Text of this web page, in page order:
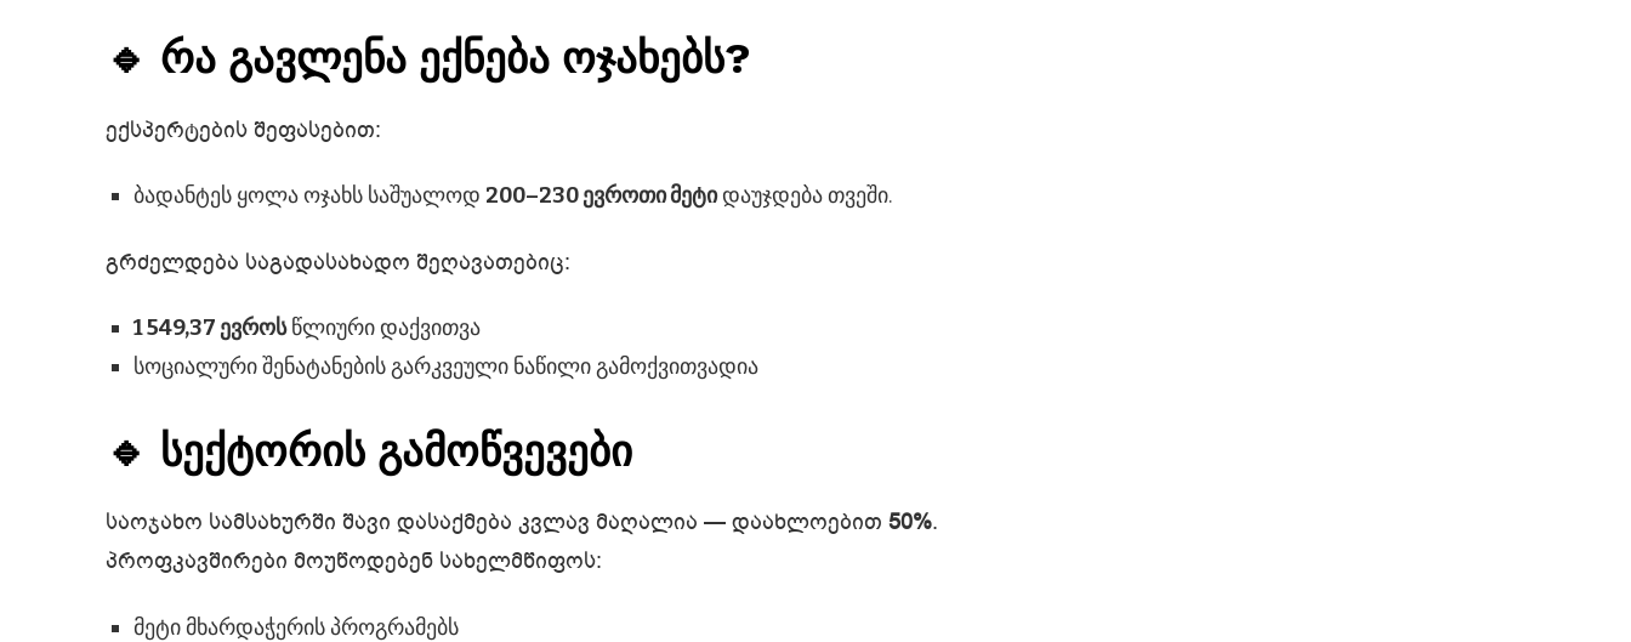
🔹 რა გავლენა ექნება ოჯახებს?
ექსპერტების შეფასებით:
ბადანტეს ყოლა ოჯახს საშუალოდ 200–230 ევროთი მეტიდაუჯდება თვეში.
გრძელდება საგადასახადო შეღავათებიც:
1 549,37 ევროსწლიური დაქვითვა
სოციალური შენატანების გარკვეული ნაწილი გამოქვითვადია
🔹 სექტორის გამოწვევები
საოჯახო სამსახურში შავი დასაქმება კვლავ მაღალია — დაახლოებით 50%.
პროფკავშირები მოუწოდებენ სახელმწიფოს:
მეტი მხარდაჭერის პროგრამებს